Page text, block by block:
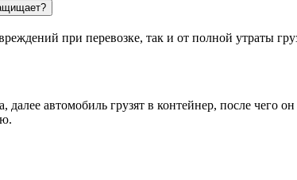
при перевозке, так и от полной утраты
автомобиль грузят в контейнер, после чего